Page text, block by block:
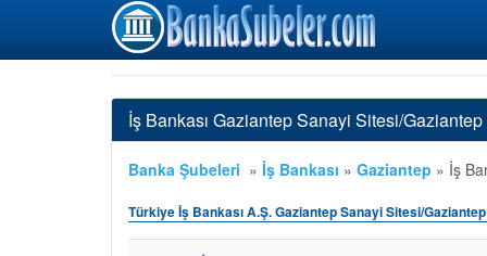
İş Bankası Gaziantep Sanayi Sitesi/
Banka Şubeleri » İş Bankası » Gaziantep » İş
Türkiye İş Bankası A.Ş. Gaziantep Sanayi Sitesi/